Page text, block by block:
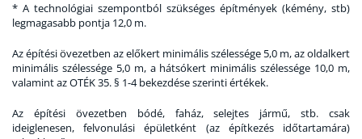
* A technológiai szempontból szükséges építmények (kémény, stb)
legmagasabb pontja 12,0 m.
Az építési övezetben az előkert minimális szélessége 5,0 m, az oldalkert
minimális szélessége 5,0 m, a hátsókert minimális szélessége 10,0 m,
valamint az OTÉK 35. § 1-4 bekezdése szerinti értékek.
Az építési övezetben bódé, faház, selejtes jármű, stb. csak
ideiglenesen, felvonulási épületként (az építkezés időtartamára)